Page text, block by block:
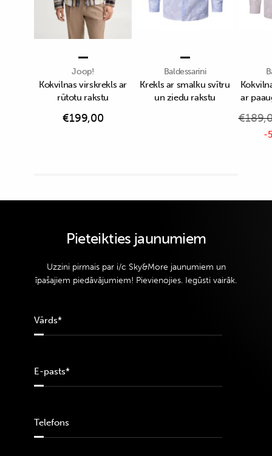
Joop!
Kokvilnas virskrekls ar
rūtotu rakstu
€199,00
Baldessarini
Krekls ar smalku svītru
un ziedu rakstu
ar
€
-
Pieteikties jaunumiem
Uzzini pirmais par i/c Sky&More jaunumiem un
īpašajiem piedāvājumiem! Pievienojies. Iegūsti vairāk.